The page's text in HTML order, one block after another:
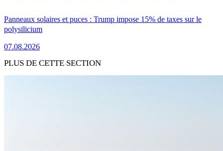
Panneaux solaires et puces : Trump impose 15% de taxes sur le
polysilicium
07.08.2026
PLUS DE CETTE SECTION